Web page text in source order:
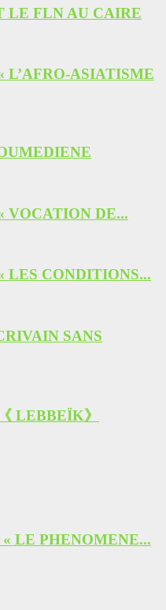
LE FLN AU CAIRE
L’AFRO-ASIATISME
VOCATION DE...
LES CONDITIONS...
SANS
LEBBEÏK》
LE PHENOMENE...